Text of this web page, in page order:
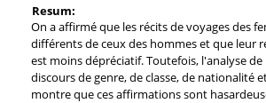
Resum:
On a affirmé que les récits de voyages des
différents de ceux des hommes et que leur
est moins dépréciatif. Toutefois, l'analyse
discours de genre, de classe, de nationalité
montre que ces affirmations sont